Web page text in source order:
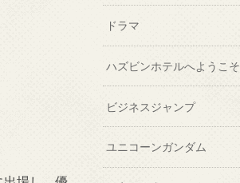
ドラマ
ハズビンホテルへようこそ
ビジネスジャンプ
ユニコーンガンダム